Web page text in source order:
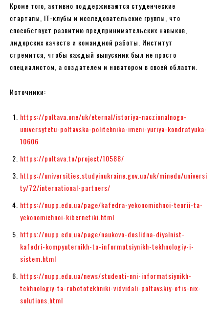
Кроме того, активно поддерживаются студенческие
стартапы, IT-клубы и исследовательские группы, что
способствует развитию предпринимательских навыков,
лидерских качеств и командной работы. Институт
стремится, чтобы каждый выпускник был не просто
специалистом, а создателем и новатором в своей области.
Источники:
https://poltava.one/uk/eternal/istoriya-naczionalnogo-
universytetu-poltavska-politehnika-imeni-yuriya-kondratyuka-
10606
https://poltava.to/project/10588/
https://universities.studyinukraine.gov.ua/uk/minedu/universi
ty/72/international-partners/
https://nupp.edu.ua/page/kafedra-yekonomichnoi-teorii-ta-
yekonomichnoi-kibernetiki.html
https://nupp.edu.ua/page/naukovo-doslidna-diyalnist-
kafedri-kompyuternikh-ta-informatsiynikh-tekhnologiy-i-
sistem.html
https://nupp.edu.ua/news/studenti-nni-informatsiynikh-
tekhnologiy-ta-robototekhniki-vidvidali-poltavskiy-ofis-nix-
solutions.html